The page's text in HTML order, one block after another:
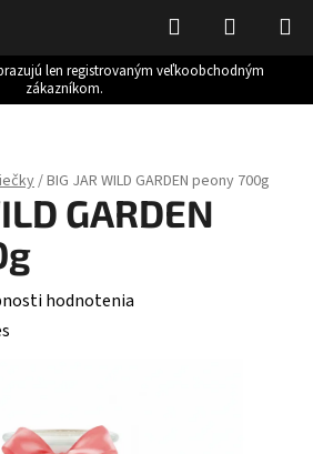
len registrovaným veľkoobchodným
zákazníkom.
Hľadať
KOŠÍK
/BIG JAR WILD GARDEN peony 700g
GARDEN
hodnotenia